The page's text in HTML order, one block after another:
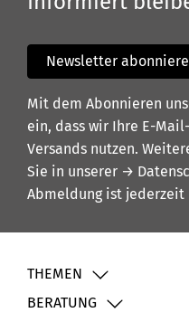
Newsletter
Mit dem Abonnieren
ein, dass wir Ihre E-
Versands nutzen.
Sie in unserer →
Abmeldung ist jederzeit
THEMEN
BERATUNG